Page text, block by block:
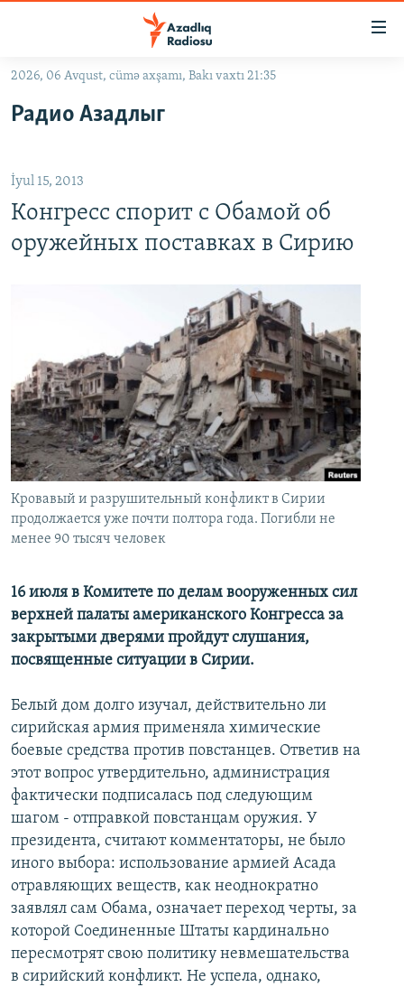
Əsas
qayıt
qayıt
Axtarışa
#İZAHLA
#ƏSLINDƏ
FƏRQƏ BAX
QANUNI DOĞRU
VIDEO
FOTOQALEREYA
İNFOQRAFIKA
KARIKATURA
RADIO ARXIV
OXU ZALI
AZƏRBAYCAN ƏDƏBIYYATI KITABXANASI
İSLAM VƏ DEMOKRATIYA
HAQQIMIZDA
MISSIYAMIZ
PEŞƏ ETIKASI VƏ JURNALISTIKA STANDARTLARIMIZ
AZADLIQRADIOSU MOBIL TELEFONUNUZDA
XƏBƏR BÜLLETENLƏRIMIZ
BIZI IZLƏ
RFE/RL-in bütün saytları
2026, 06 Avqust, cümə axşamı, Bakı vaxtı 21:35
Радио Азадлыг
İyul 15, 2013
Конгресс спорит с Обамой об
оружейных поставках в Сирию
Кровавый и разрушительный конфликт в Сирии
продолжается уже почти полтора года. Погибли не
менее 90 тысяч человек
16 июля в Комитете по делам вооруженных сил
верхней палаты американского Конгресса за
закрытыми дверями пройдут слушания,
посвященные ситуации в Сирии.
Белый дом долго изучал, действительно ли
сирийская армия применяла химические
боевые средства против повстанцев. Ответив на
этот вопрос утвердительно, администрация
фактически подписалась под следующим
шагом - отправкой повстанцам оружия. У
президента, считают комментаторы, не было
иного выбора: использование армией Асада
отравляющих веществ, как неоднократно
заявлял сам Обама, означает переход черты, за
которой Соединенные Штаты кардинально
пересмотрят свою политику невмешательства
в сирийский конфликт. Не успела, однако,